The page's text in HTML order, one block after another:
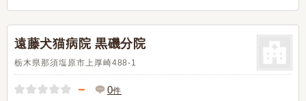
遠藤犬猫病院 黒磯分院
栃木県那須塩原市上厚崎488-1
－ 0件